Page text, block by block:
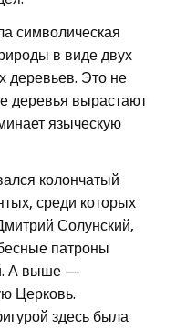
символическая
в виде двух
деревьев. Это не
деревья вырастают
языческую
колончатый
среди которых
Солунский,
патроны
А выше —
Церковь.
здесь была